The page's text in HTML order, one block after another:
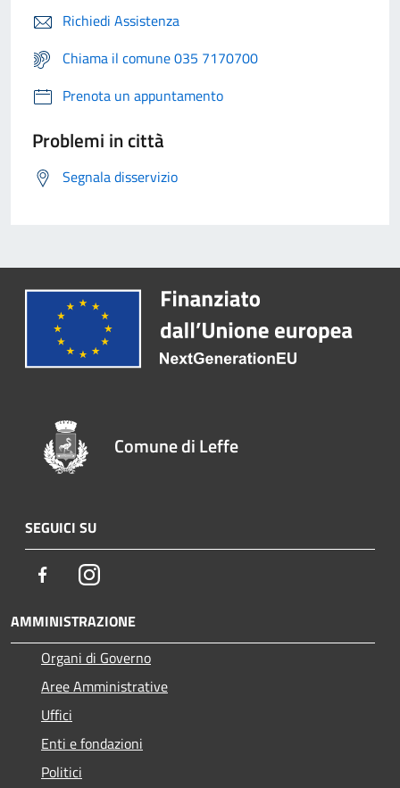
Richiedi Assistenza
Chiama il comune 035 7170700
Prenota un appuntamento
Problemi in città
Segnala disservizio
Comune di Leffe
SEGUICI SU
FacebookInstagram
AMMINISTRAZIONE
Organi di Governo
Aree Amministrative
Uffici
Enti e fondazioni
Politici